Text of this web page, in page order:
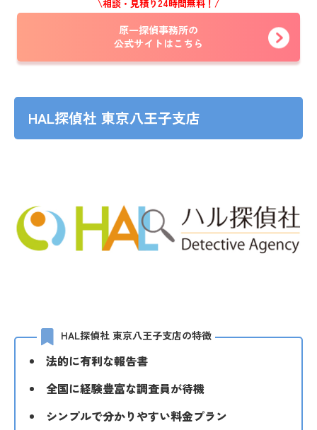
\相談・見積り24時間無料！/
原一探偵事務所の
公式サイトはこちら
HAL探偵社 東京八王子支店
HAL探偵社 東京八王子支店の特徴
法的に有利な報告書
全国に経験豊富な調査員が待機
シンプルで分かりやすい料金プラン